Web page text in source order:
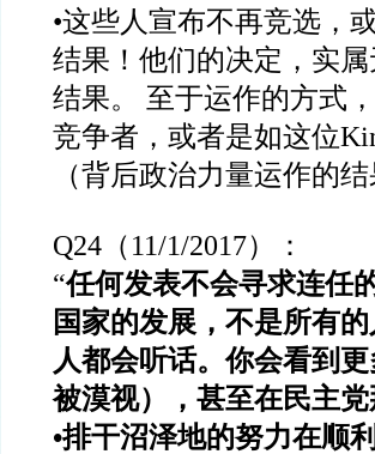
•这些人宣布不再竞选，
结果！他们的决定，实
结果。
至于运作的方式
竞争者，或者是如这位
（背后政治力量运作的结
Q24 （11/1/2017）：
“任何发表不会寻求连任
国家的发展，不是所有
人都会听话。你会看到
被漠视），甚至在民主党
•排干沼泽地的努力在顺